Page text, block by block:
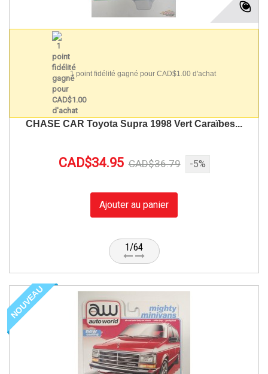
1 point fidélité gagné pour CAD$1.00 d'achat
CHASE CAR Toyota Supra 1998 Vert Caraïbes...
CAD$34.95 CAD$36.79 -5%
Ajouter au panier
1/64
NOUVEAU